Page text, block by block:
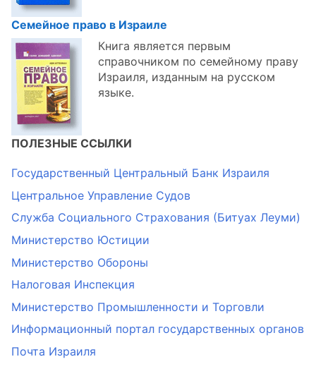
Семейное право в Израиле
Книга является первым
справочником по семейному праву
Израиля, изданным на русском
языке.
ПОЛЕЗНЫЕ ССЫЛКИ
Государственный Центральный Банк Израиля
Центральное Управление Судов
Служба Социального Страхования (Битуах Леуми)
Министерство Юстиции
Министерство Обороны
Налоговая Инспекция
Министерство Промышленности и Торговли
Информационный портал государственных органов
Почта Израиля